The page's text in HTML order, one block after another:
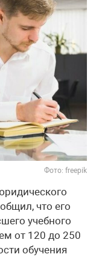
Фото: freepik
что его
учебного
от 120 до 250
обучения